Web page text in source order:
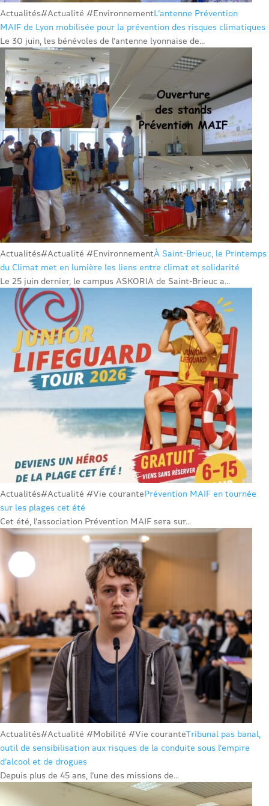
Actualités#Actualité #EnvironnementL’antenne Prévention
MAIF de Lyon mobilisée pour la prévention des risques climatiques
Le 30 juin, les bénévoles de l’antenne lyonnaise de...
Actualités#Actualité #EnvironnementÀ Saint-Brieuc, le Printemps
du Climat met en lumière les liens entre climat et solidarité
Le 25 juin dernier, le campus ASKORIA de Saint-Brieuc a...
Actualités#Actualité #Vie courantePrévention MAIF en tournée
sur les plages cet été
Cet été, l’association Prévention MAIF sera sur...
Actualités#Actualité #Mobilité #Vie couranteTribunal pas banal,
outil de sensibilisation aux risques de la conduite sous l’empire
d’alcool et de drogues
Depuis plus de 45 ans, l’une des missions de...